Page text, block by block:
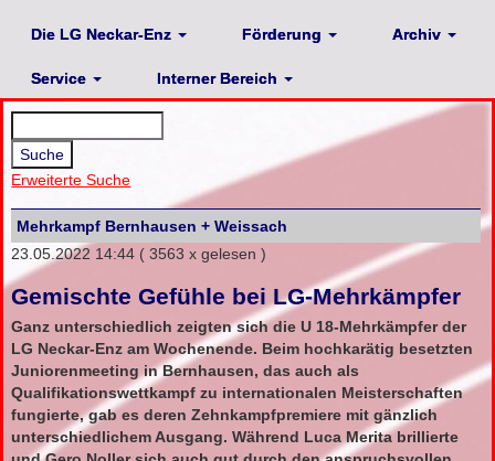
Die LG Neckar-Enz Förderung Archiv
Service Interner Bereich
Erweiterte Suche
Mehrkampf Bernhausen + Weissach
23.05.2022 14:44 ( 3563 x gelesen )
Gemischte Gefühle bei LG-Mehrkämpfer
Ganz unterschiedlich zeigten sich die U 18-Mehrkämpfer der
LG Neckar-Enz am Wochenende. Beim hochkarätig besetzten
Juniorenmeeting in Bernhausen, das auch als
Qualifikationswettkampf zu internationalen Meisterschaften
fungierte, gab es deren Zehnkampfpremiere mit gänzlich
unterschiedlichem Ausgang. Während Luca Merita brillierte